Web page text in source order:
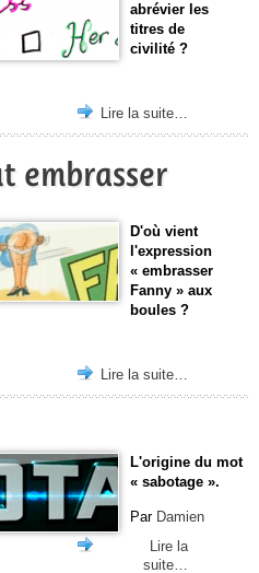
abrévier les
titres de
civilité ?
Lire la suite…
embrasser
D'où vient
l'expression
« embrasser
Fanny » aux
boules ?
Lire la suite…
L'origine du mot
« sabotage ».
Par Damien
Lire la
suite…